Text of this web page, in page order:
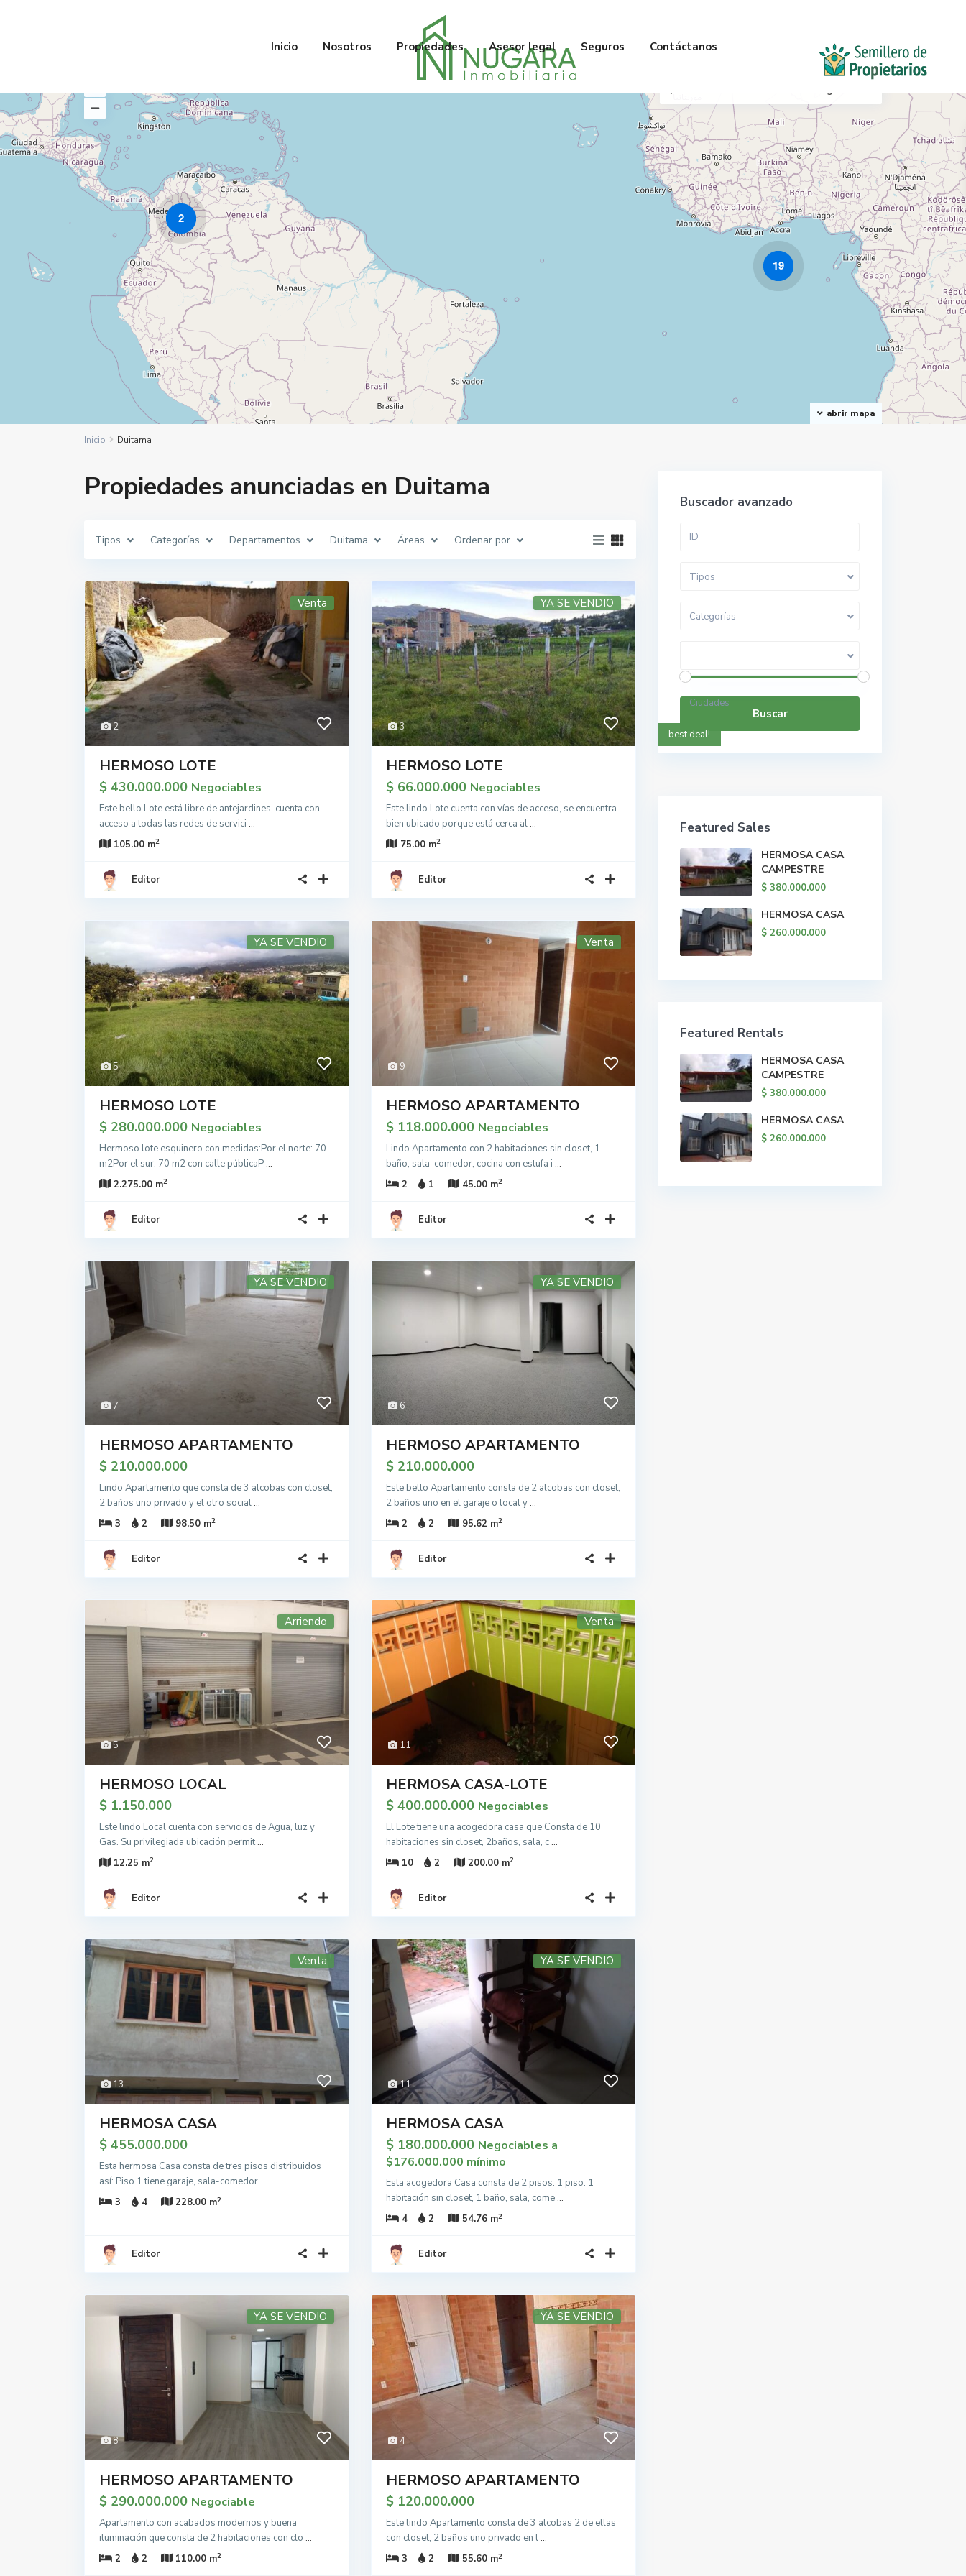
Inicio Nosotros Propiedades Asesor legal Seguros Contáctanos
2
19
abrir mapa
Inicio Duitama
Propiedades anunciadas en Duitama
Tipos Categorías Departamentos Duitama Áreas Ordenar por
2
Venta
HERMOSO LOTE
$ 430.000.000 Negociables
Este bello Lote está libre de antejardines, cuenta con
acceso a todas las redes de servici ...
105.00 m2
Editor
3
YA SE VENDIO
HERMOSO LOTE
$ 66.000.000 Negociables
Este lindo Lote cuenta con vías de acceso, se encuentra
bien ubicado porque está cerca al...
75.00 m2
Editor
5
YA SE VENDIO
HERMOSO LOTE
$ 280.000.000 Negociables
Hermoso lote esquinero con medidas:Por el norte: 70
m2Por el sur: 70 m2 con calle públicaP...
2.275.00 m2
Editor
9
Venta
HERMOSO APARTAMENTO
$ 118.000.000 Negociables
Lindo Apartamento con 2 habitaciones sin closet, 1
baño, sala-comedor, cocina con estufa i ...
2
1 45.00 m2
Editor
7
YA SE VENDIO
HERMOSO APARTAMENTO
$ 210.000.000
Lindo Apartamento que consta de 3 alcobas con closet,
2 baños uno privado y el otro social...
3
2 98.50 m2
Editor
6
YA SE VENDIO
HERMOSO APARTAMENTO
$ 210.000.000
Este bello Apartamento consta de 2 alcobas con closet,
2 baños uno en el garaje o local y...
2
2 95.62 m2
Editor
5
Arriendo
HERMOSO LOCAL
$ 1.150.000
Este lindo Local cuenta con servicios de Agua, luz y
Gas. Su privilegiada ubicación permit...
12.25 m2
Editor
11
Venta
HERMOSA CASA-LOTE
$ 400.000.000 Negociables
El Lote tiene una acogedora casa que Consta de 10
habitaciones sin closet, 2baños, sala, c...
10
2 200.00 m2
Editor
13
Venta
HERMOSA CASA
$ 455.000.000
Esta hermosa Casa consta de tres pisos distribuidos
así: Piso 1 tiene garaje, sala-comedor...
3
4 228.00 m2
Editor
11
YA SE VENDIO
HERMOSA CASA
$ 180.000.000 Negociables a
$176.000.000 mínimo
Esta acogedora Casa consta de 2 pisos: 1 piso: 1
habitación sin closet, 1 baño, sala, come...
4
2 54.76 m2
Editor
8
YA SE VENDIO
HERMOSO APARTAMENTO
$ 290.000.000 Negociable
Apartamento con acabados modernos y buena
iluminación que consta de 2 habitaciones con clo ...
2
2 110.00 m2
4
YA SE VENDIO
HERMOSO APARTAMENTO
$ 120.000.000
Este lindo Apartamento consta de 3 alcobas 2 de ellas
con closet, 2 baños uno privado en l...
3
2 55.60 m2
Buscador avanzado
Tipos
Categorías
Rango de precios:
Ciudades
Buscar
best deal!
Featured Sales
HERMOSA CASA
CAMPESTRE
$ 380.000.000
HERMOSA CASA
$ 260.000.000
Featured Rentals
HERMOSA CASA
CAMPESTRE
$ 380.000.000
HERMOSA CASA
$ 260.000.000